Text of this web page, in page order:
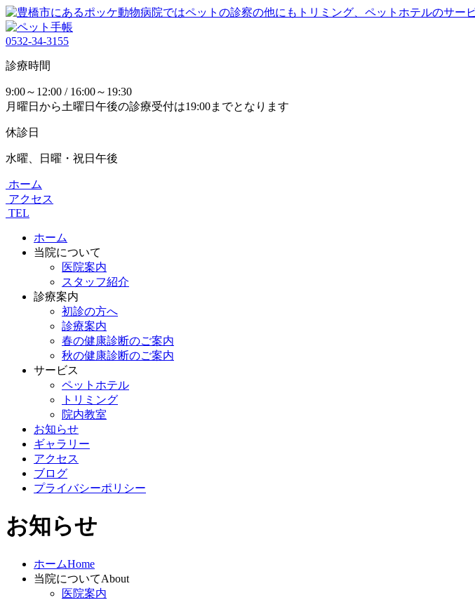
0532-34-3155
診療時間
9:00～12:00 / 16:00～19:30
月曜日から土曜日午後の診療受付は19:00までとなります
休診日
水曜、日曜・祝日午後
ホーム
アクセス
TEL
ホーム
当院について
医院案内
スタッフ紹介
診療案内
初診の方へ
診療案内
春の健康診断のご案内
秋の健康診断のご案内
サービス
ペットホテル
トリミング
院内教室
お知らせ
ギャラリー
アクセス
ブログ
プライバシーポリシー
お知らせ
ホームHome
当院についてAbout
医院案内